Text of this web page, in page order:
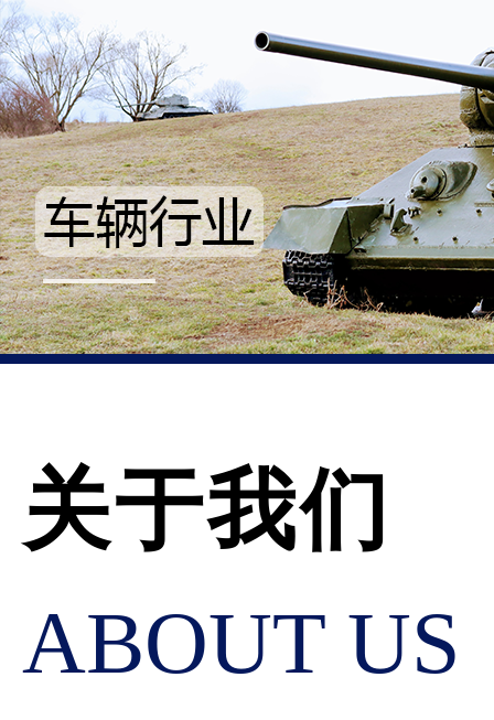
关于我们
ABOUT US